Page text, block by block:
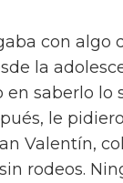
con algo
la
saberlo lo
le
Valentín,
rodeos.